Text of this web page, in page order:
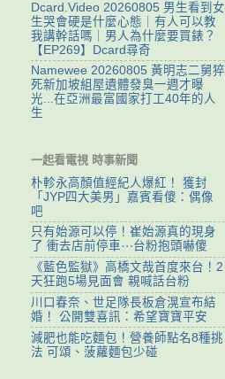
Dcard.Video 20260805 男生看到女
生哭會硬是什麼心態｜有人可以教
我講幹話嗎｜男人為什麼要買錶？
【EP269】Dcard尋奇
Namewee 20260805 黃明志二舅猝
死新加坡組屋遺體發臭一週才曝
光...在亞洲最富國家打工40年的人
生
一起看電視 時事新聞
朴軫永高顏值經紀人爆紅！ 獲封
「JYP四大美男」嘉賓看傻：偶像
吧
只有始源可以停！崔始源真的現身
了 衝去店前停車⋯台粉抱頭嚇傻
《藍色監獄》高橋文哉首度來台！2
天狂跑5場見面會 親喊話台粉
川口春奈、世足隊長板倉滉宣布結
婚！ 公開雙喜訊：希望寶寶平安
減肥也能吃麵包！營養師點名8種挑
法 可頌、菠蘿麵包少碰